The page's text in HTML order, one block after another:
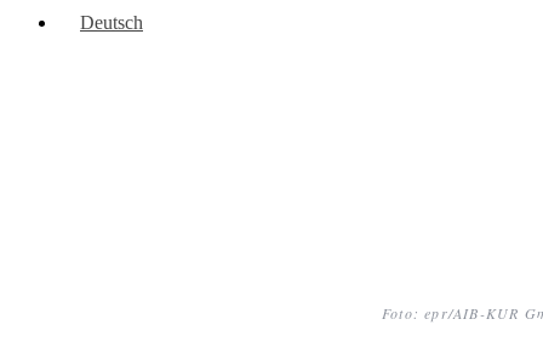
Foto: epr/AIB-KUR
Deutsch